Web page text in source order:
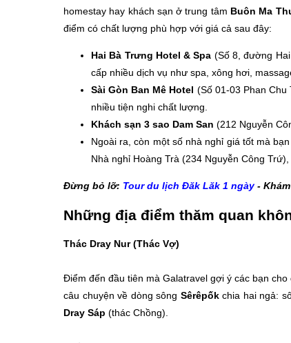
homestay hay khách sạn ở trung tâm Buôn Ma
điểm có chất lượng phù hợp với giá cả sau đây:
Hai Bà Trưng Hotel & Spa (Số 8, đường
cấp nhiều dịch vụ như spa, xông hơi,
Sài Gòn Ban Mê Hotel (Số 01-03 Phan
nhiều tiện nghi chất lượng.
Khách sạn 3 sao Dam San (212 Nguyễn
Ngoài ra, còn một số nhà nghỉ giá tốt mà
Nhà nghỉ Hoàng Trà (234 Nguyễn Công
Đừng bỏ lỡ: Tour du lịch Đăk Lăk 1 ngày-
Những địa điểm thăm quan
Thác Dray Nur (Thác Vợ)
Điểm đến đầu tiên mà Galatravel gợi ý các bạn
câu chuyện về dòng sông Sêrêpốkchia hai ngả:
Dray Sáp (thác Chồng).